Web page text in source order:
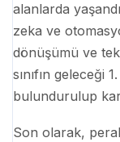
alanlarda
zeka ve
dönüşümü ve
sınıfın geleceği
bulundurulup
Son olarak,